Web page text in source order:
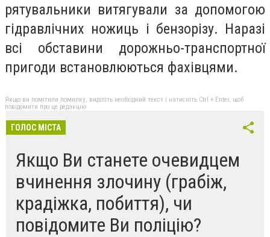
рятувальники витягували за допомогою
гідравлічних ножиць і бензорізу. Наразі
всі обставини дорожньо-транспортної
пригоди встановлюються фахівцями.
Якщо ви помітили помилку, виділіть необхідний текст і натисніть Ctrl + Enter, щоб
повідомити про це редакцію
ГОЛОС МІСТА
Якщо Ви станете очевидцем
вчинення злочину (грабіж,
крадіжка, побиття), чи
повідомите Ви поліцію?